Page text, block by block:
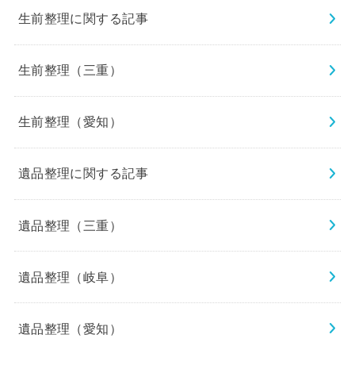
生前整理に関する記事
生前整理（三重）
生前整理（愛知）
遺品整理に関する記事
遺品整理（三重）
遺品整理（岐阜）
遺品整理（愛知）